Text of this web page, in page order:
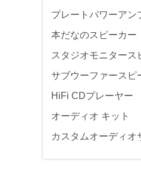
プレートパワーアン
本だなのスピーカー
スタジオモニタース
サブウーファースピ
HiFi CDプレーヤー
オーディオ キット
カスタムオーディオ